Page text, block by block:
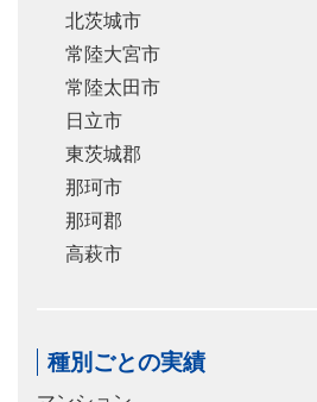
北茨城市
常陸大宮市
常陸太田市
日立市
東茨城郡
那珂市
那珂郡
高萩市
種別ごとの実績